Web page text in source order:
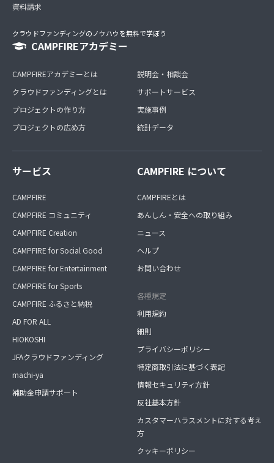
資料請求
クラウドファンディングのノウハウを無料で学ぼう
CAMPFIREアカデミー
CAMPFIREアカデミーとは
クラウドファンディングとは
プロジェクトの作り方
プロジェクトの広め方
説明会・相談会
サポートサービス
実施事例
統計データ
サービス
CAMPFIRE
CAMPFIRE コミュニティ
CAMPFIRE Creation
CAMPFIRE for Social Good
CAMPFIRE for Entertainment
CAMPFIRE for Sports
CAMPFIRE ふるさと納税
AD FOR ALL
HIOKOSHI
JFAクラウドファンディング
machi-ya
補助金申請サポート
CAMPFIRE について
CAMPFIREとは
あんしん・安全への取り組み
ニュース
ヘルプ
お問い合わせ
各種規定
利用規約
細則
プライバシーポリシー
特定商取引法に基づく表記
情報セキュリティ方針
反社基本方針
カスタマーハラスメントに対する考え
方
クッキーポリシー